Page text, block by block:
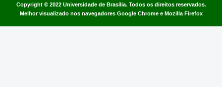
Copyright © 2022 Universidade de Brasília. Todos os direitos reservados.
Melhor visualizado nos navegadores Google Chrome e Mozilla Firefox